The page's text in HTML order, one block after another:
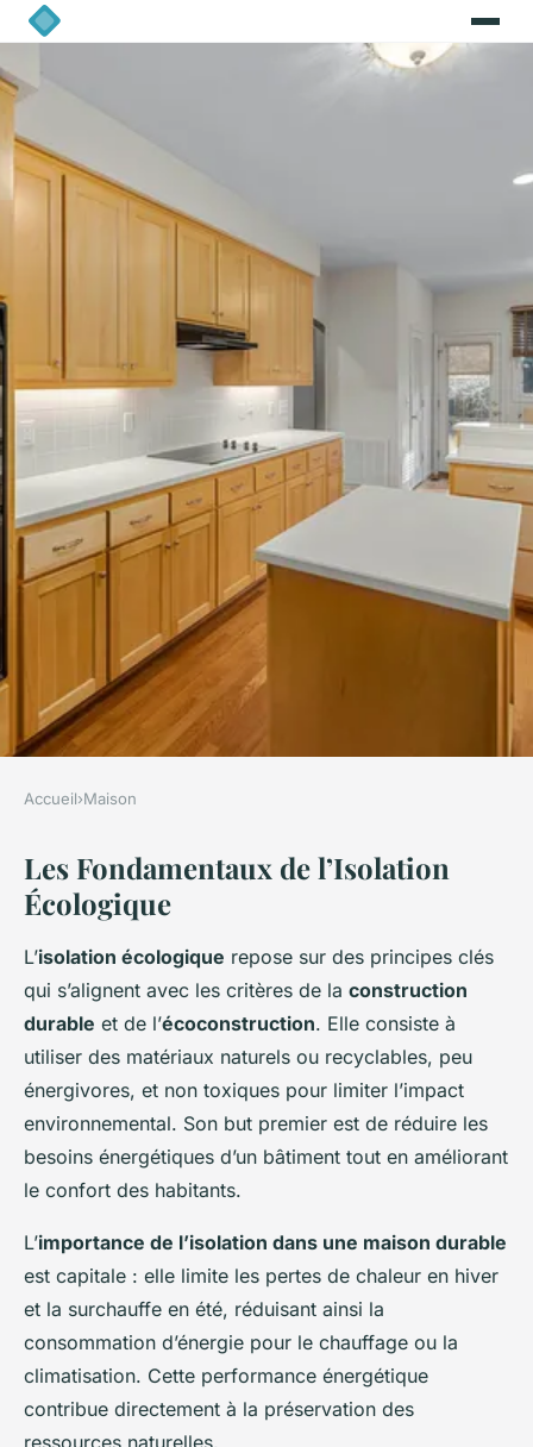
Guide Complet sur l'Isolation
Écologique : Construire une
Maison Durable et
Respectueuse de
l'Environnement
David•25 avril 2025•7 min de lecture
Accueil›Maison
Les Fondamentaux de l’Isolation
Écologique
L’isolation écologique repose sur des principes clés
qui s’alignent avec les critères de la construction
durable et de l’écoconstruction. Elle consiste à
utiliser des matériaux naturels ou recyclables, peu
énergivores, et non toxiques pour limiter l’impact
environnemental. Son but premier est de réduire les
besoins énergétiques d’un bâtiment tout en améliorant
le confort des habitants.
L’importance de l’isolation dans une maison durable
est capitale : elle limite les pertes de chaleur en hiver
et la surchauffe en été, réduisant ainsi la
consommation d’énergie pour le chauffage ou la
climatisation. Cette performance énergétique
contribue directement à la préservation des